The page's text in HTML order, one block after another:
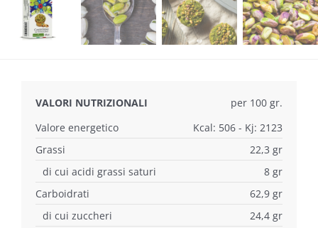
VALORI NUTRIZIONALI
per 100 gr.
Valore energetico
Kcal: 506 - Kj: 2123
Grassi
22,3 gr
di cui acidi grassi saturi
8 gr
Carboidrati
62,9 gr
di cui zuccheri
24,4 gr